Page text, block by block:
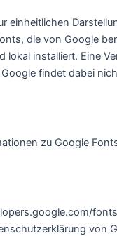
einheitlichen
die von Google
lokal installiert. Eine
findet dabei
zu Google
von